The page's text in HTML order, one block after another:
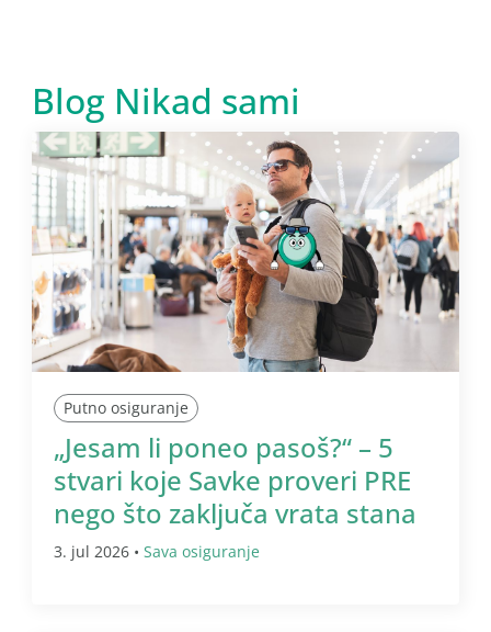
Blog Nikad sami
Putno osiguranje
„Jesam li poneo pasoš?“ – 5
stvari koje Savke proveri PRE
nego što zaključa vrata stana
3. jul 2026 • Sava osiguranje